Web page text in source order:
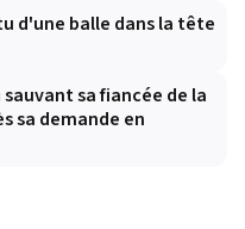
d'une balle dans la tête
sa fiancée de la
sa demande en